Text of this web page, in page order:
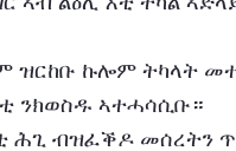
ንክወስዱ ኣተሓሳሲቡ።